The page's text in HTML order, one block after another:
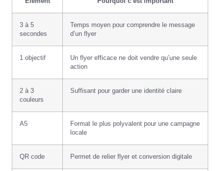
3 à 5
secondes
Temps moyen pour comprendre le message
d’un flyer
1 objectif
Un flyer efficace ne doit vendre qu’une seule
action
2 à 3
couleurs
Suffisant pour garder une identité claire
A5
Format le plus polyvalent pour une campagne
locale
QR code Permet de relier flyer et conversion digitale